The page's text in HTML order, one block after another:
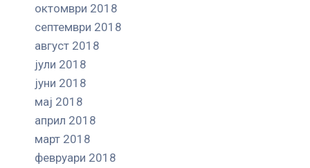
октомври 2018
септември 2018
август 2018
јули 2018
јуни 2018
мај 2018
април 2018
март 2018
февруари 2018